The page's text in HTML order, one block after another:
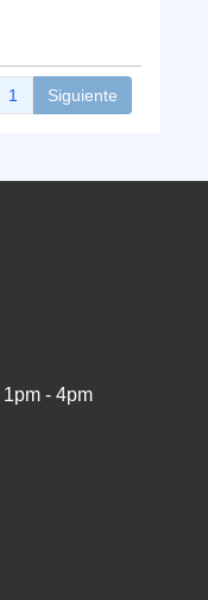
1 Siguiente
- 4pm